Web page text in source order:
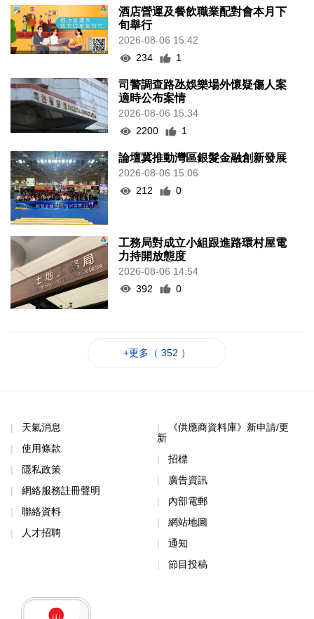
酒店營運及餐飲職業配對會本月下
旬舉行
2026-08-06 15:42
234
1
司警調查路氹娛樂場外懷疑傷人案
適時公布案情
2026-08-06 15:34
2200
1
論壇冀推動灣區銀髮金融創新發展
2026-08-06 15:06
212
0
工務局對成立小組跟進路環村屋電
力持開放態度
2026-08-06 14:54
392
0
+更多（ 352 ）
天氣消息
使用條款
隱私政策
網絡服務註冊聲明
聯絡資料
人才招聘
《供應商資料庫》新申請/更
新
招標
廣告資訊
內部電郵
網站地圖
通知
節目投稿